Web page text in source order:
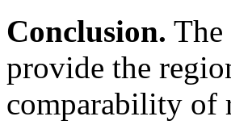
Conclusion.
provide the
comparability of